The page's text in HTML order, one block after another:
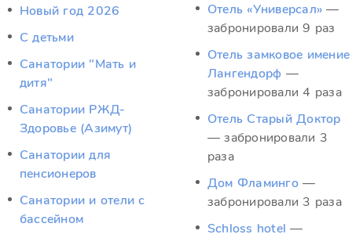
Новый год 2026
С детьми
Санатории "Мать и
дитя"
Санатории РЖД-
Здоровье (Азимут)
Санатории для
пенсионеров
Санатории и отели с
бассейном
Отель «Универсал» —
забронировали 9 раз
Отель замковое имение
Лангендорф —
забронировали 4 раза
Отель Старый Доктор
— забронировали 3
раза
Дом Фламинго —
забронировали 3 раза
Schloss hotel —